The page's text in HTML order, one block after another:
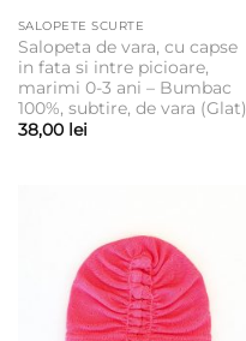
SALOPETE SCURTE
Salopeta de vara, cu capse
in fata si intre picioare,
marimi 0-3 ani – Bumbac
100%, subtire, de vara (Glat)
38,00 lei